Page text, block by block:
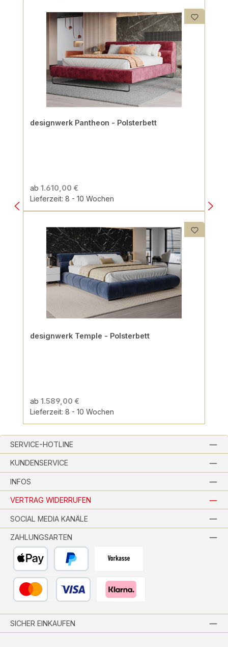
designwerk Pantheon - Polsterbett
ab 1.610,00 €
Lieferzeit: 8 - 10 Wochen
designwerk Temple - Polsterbett
ab 1.589,00 €
Lieferzeit: 8 - 10 Wochen
SERVICE-HOTLINE
KUNDENSERVICE
INFOS
VERTRAG WIDERRUFEN
ZAHLUNGSARTEN
SOCIAL MEDIA KANÄLE
SICHER EINKAUFEN